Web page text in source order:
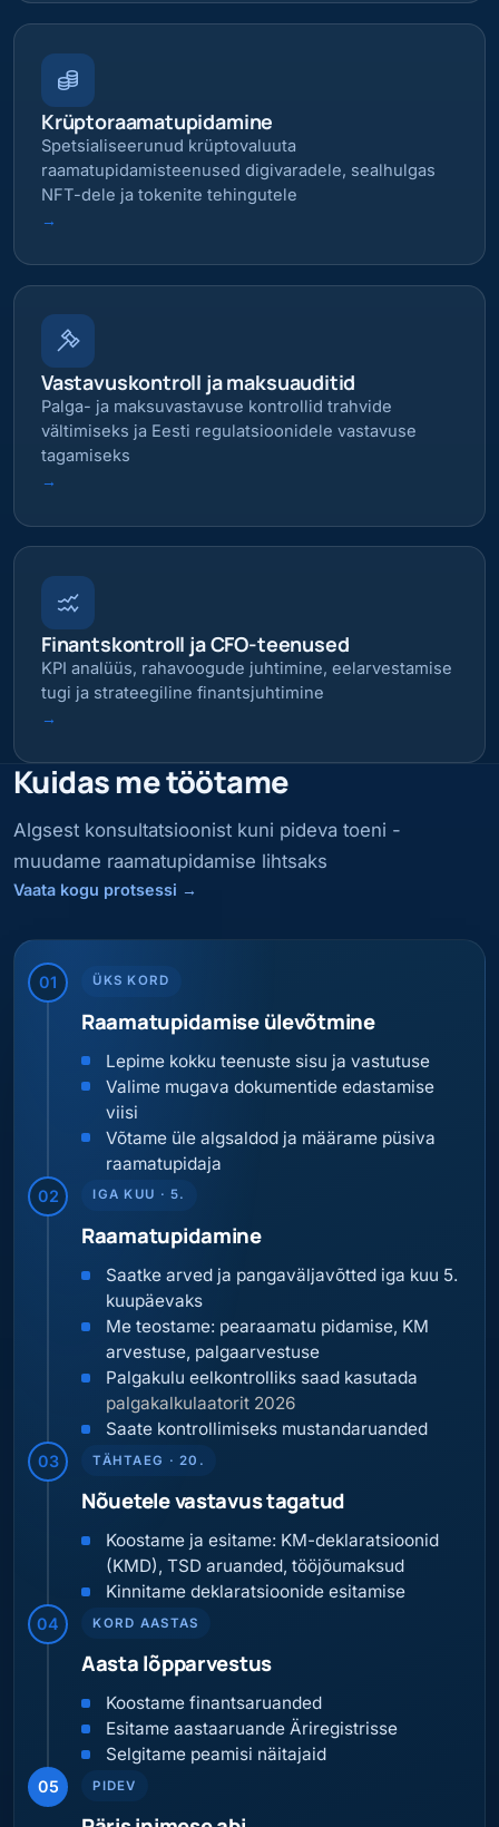
Krüptoraamatupidamine
Spetsialiseerunud krüptovaluuta
raamatupidamisteenused digivaradele, sealhulgas
NFT-dele ja tokenite tehingutele
→
Vastavuskontroll ja maksuauditid
Palga- ja maksuvastavuse kontrollid trahvide
vältimiseks ja Eesti regulatsioonidele vastavuse
tagamiseks
→
Finantskontroll ja CFO-teenused
KPI analüüs, rahavoogude juhtimine, eelarvestamise
tugi ja strateegiline finantsjuhtimine
→
Kuidas me töötame
Algsest konsultatsioonist kuni pideva toeni -
muudame raamatupidamise lihtsaks
Vaata kogu protsessi →
01 ÜKS KORD
Raamatupidamise ülevõtmine
Lepime kokku teenuste sisu ja vastutuse
Valime mugava dokumentide edastamise
viisi
Võtame üle algsaldod ja määrame püsiva
raamatupidaja
02 IGA KUU · 5.
Raamatupidamine
Saatke arved ja pangaväljavõtted iga kuu 5.
kuupäevaks
Me teostame: pearaamatu pidamise, KM
arvestuse, palgaarvestuse
Palgakulu eelkontrolliks saad kasutada
palgakalkulaatorit 2026
Saate kontrollimiseks mustandaruanded
03 TÄHTAEG · 20.
Nõuetele vastavus tagatud
Koostame ja esitame: KM-deklaratsioonid
(KMD), TSD aruanded, tööjõumaksud
Kinnitame deklaratsioonide esitamise
04 KORD AASTAS
Aasta lõpparvestus
Koostame finantsaruanded
Esitame aastaaruande Äriregistrisse
Selgitame peamisi näitajaid
05 PIDEV